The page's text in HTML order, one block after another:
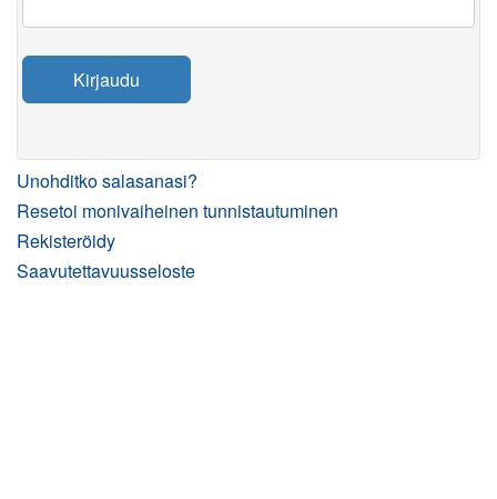
Kirjaudu
Unohditko salasanasi?
Resetoi monivaiheinen tunnistautuminen
Rekisteröidy
Saavutettavuusseloste